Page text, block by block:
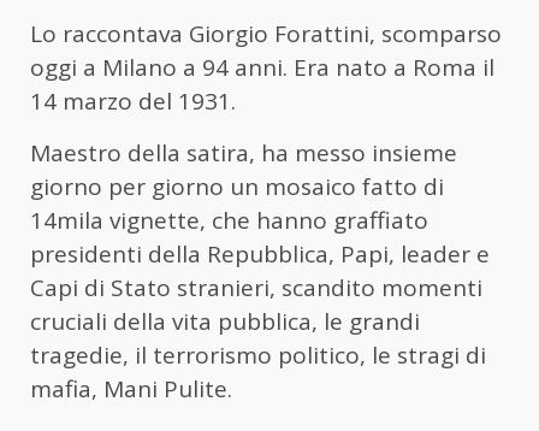
Lo raccontava Giorgio Forattini, scomparso
oggi a Milano a 94 anni. Era nato a Roma il
14 marzo del 1931.
Maestro della satira, ha messo insieme
giorno per giorno un mosaico fatto di
14mila vignette, che hanno graffiato
presidenti della Repubblica, Papi, leader e
Capi di Stato stranieri, scandito momenti
cruciali della vita pubblica, le grandi
tragedie, il terrorismo politico, le stragi di
mafia, Mani Pulite.